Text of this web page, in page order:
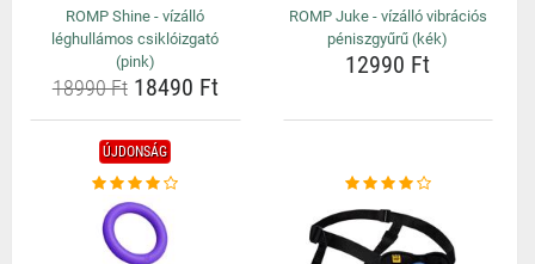
ROMP Shine - vízálló
léghullámos csiklóizgató
(pink)
18990 Ft18490 Ft
ROMP Juke - vízálló vibrációs
péniszgyűrű (kék)
12990 Ft
ÚJDONSÁG